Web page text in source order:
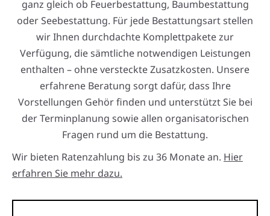
ganz gleich ob Feuerbestattung, Baumbestattung
oder Seebestattung. Für jede Bestattungsart stellen
wir Ihnen durchdachte Komplettpakete zur
Verfügung, die sämtliche notwendigen Leistungen
enthalten – ohne versteckte Zusatzkosten. Unsere
erfahrene Beratung sorgt dafür, dass Ihre
Vorstellungen Gehör finden und unterstützt Sie bei
der Terminplanung sowie allen organisatorischen
Fragen rund um die Bestattung.
Wir bieten Ratenzahlung bis zu 36 Monate an. Hier
erfahren Sie mehr dazu.